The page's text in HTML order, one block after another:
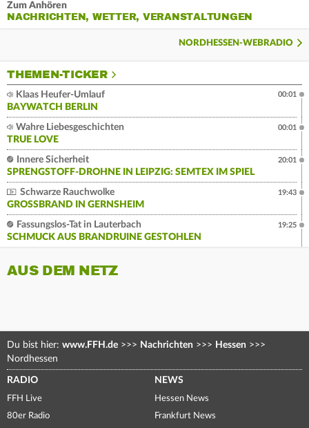
Zum Anhören
NACHRICHTEN, WETTER, VERANSTALTUNGEN
NORDHESSEN-WEBRADIO
THEMEN-TICKER
Klaas Heufer-Umlauf
BAYWATCH BERLIN
00:01
Wahre Liebesgeschichten
TRUE LOVE
00:01
Innere Sicherheit
SPRENGSTOFF-DROHNE IN LEIPZIG: SEMTEX IM SPIEL
20:01
Schwarze Rauchwolke
GROSSBRAND IN GERNSHEIM
19:43
Fassungslos-Tat in Lauterbach
SCHMUCK AUS BRANDRUINE GESTOHLEN
19:25
AUS DEM NETZ
Du bist hier: www.FFH.de >>> Nachrichten >>> Hessen >>>
Nordhessen
RADIO
FFH Live
80er Radio
NEWS
Hessen News
Frankfurt News